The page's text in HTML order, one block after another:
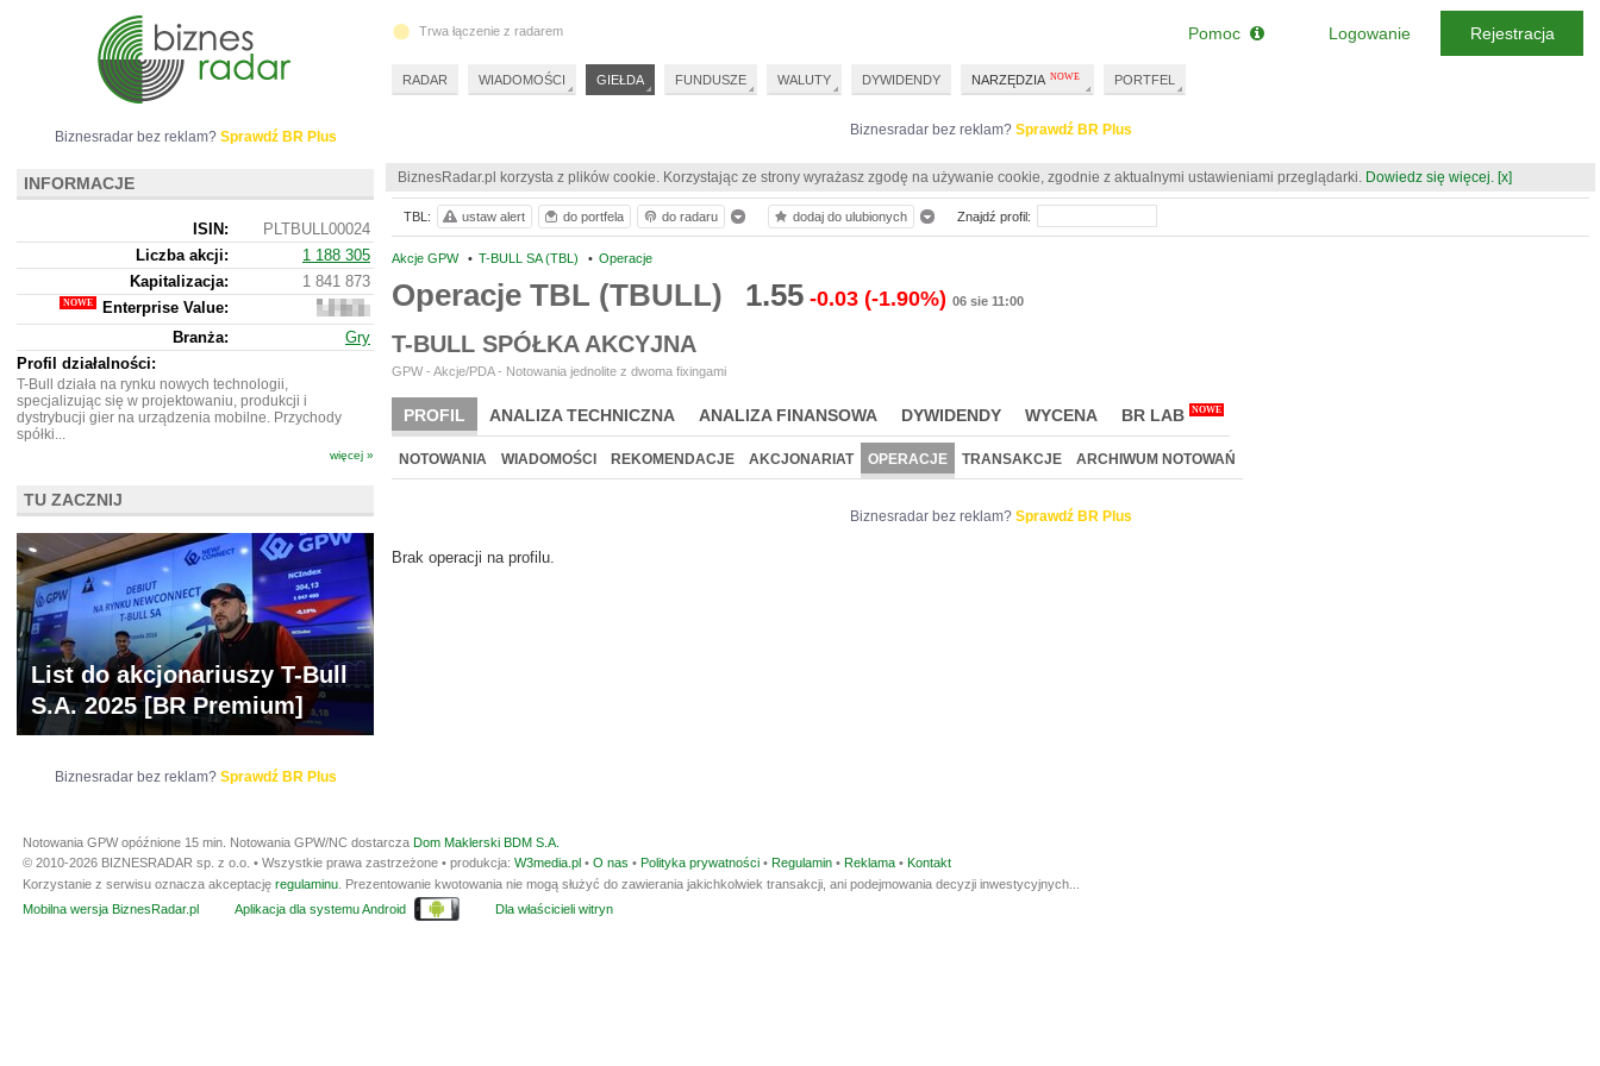
Biznesradar bez reklam? Sprawdź BR Plus
BiznesRadar.pl korzysta z plików cookie. Korzystając ze strony wyrażasz zgodę na używanie cookie, zgodnie z aktualnymi ustawieniami przeglądarki. Dowiedz się więcej. [x]
Akcje GPW • T-BULL SA (TBL) • Operacje
Operacje TBL (TBULL) 1.55 -0.03 (-1.90%) 06 sie 11:00
T-BULL SPÓŁKA AKCYJNA
GPW - Akcje/PDA - Notowania jednolite z dwoma fixingami
PROFIL ANALIZA TECHNICZNA ANALIZA FINANSOWA DYWIDENDY WYCENA BR LAB NOWE
NOTOWANIA WIADOMOŚCI REKOMENDACJE AKCJONARIAT OPERACJE TRANSAKCJE ARCHIWUM NOTOWAŃ
Biznesradar bez reklam? Sprawdź BR Plus
Brak operacji na profilu.
TBL: ustaw alert do portfela do radaru dodaj do ulubionych Znajdź profil:
Biznesradar bez reklam? Sprawdź BR Plus
INFORMACJE
ISIN:
PLTBULL00024
Liczba akcji:
1 188 305
Kapitalizacja:
1 841 873
Enterprise Value:
2
274
873
Branża:
Gry
Profil działalności:
T-Bull działa na rynku nowych technologii,
specjalizując się w projektowaniu, produkcji i
dystrybucji gier na urządzenia mobilne. Przychody
spółki...
więcej »
TU ZACZNIJ
List do akcjonariuszy T-Bull
S.A. 2025 [BR Premium]
Biznesradar bez reklam? Sprawdź BR Plus
Trwa łączenie z radarem
RADAR WIADOMOŚCI GIEŁDA FUNDUSZE WALUTY DYWIDENDY NARZĘDZIA PORTFEL
Pomoc Logowanie Rejestracja
Notowania GPW opóźnione 15 min. Notowania GPW/NC dostarcza Dom Maklerski BDM S.A.
© 2010-2026 BIZNESRADAR sp. z o.o. • Wszystkie prawa zastrzeżone • produkcja: W3media.pl • O nas • Polityka prywatności • Regulamin • Reklama • Kontakt
Korzystanie z serwisu oznacza akceptację regulaminu . Prezentowanie kwotowania nie mogą służyć do zawierania jakichkolwiek transakcji, ani podejmowania decyzji inwestycyjnych...
Mobilna wersja BiznesRadar.pl
Aplikacja dla systemu Android Dla właścicieli witryn